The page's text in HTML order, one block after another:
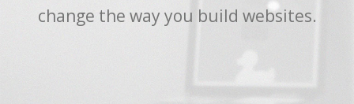
change the way you build websites.